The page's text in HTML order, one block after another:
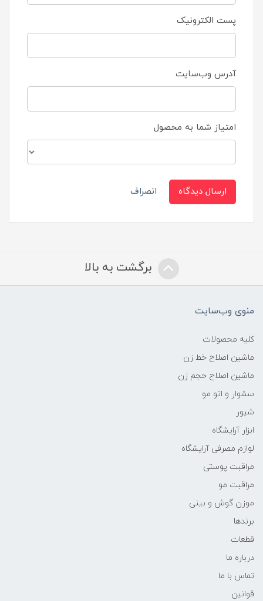
پست الکترونیک
آدرس وب‌سایت
امتیاز شما به محصول
ارسال دیدگاه انصراف
برگشت به بالا
منوی وب‌سایت
کلیه محصولات
ماشین اصلاح خط زن
ماشین اصلاح حجم زن
سشوار و اتو مو
شیور
ابزار آرایشگاه
لوازم مصرفی آرایشگاه
مراقبت پوستی
مراقبت مو
موزن گوش و بینی
برندها
قطعات
درباره ما
تماس با ما
قوانین